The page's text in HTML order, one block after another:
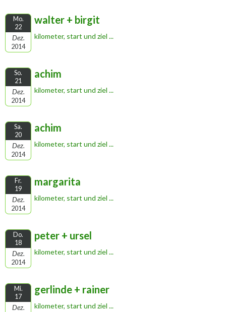
Mo.
22
Dez.
2014
walter + birgit
kilometer, start und ziel ...
So.
21
Dez.
2014
achim
kilometer, start und ziel ...
Sa.
20
Dez.
2014
achim
kilometer, start und ziel ...
Fr.
19
Dez.
2014
margarita
kilometer, start und ziel ...
Do.
18
Dez.
2014
peter + ursel
kilometer, start und ziel ...
Mi.
17
Dez.
gerlinde + rainer
kilometer, start und ziel ...